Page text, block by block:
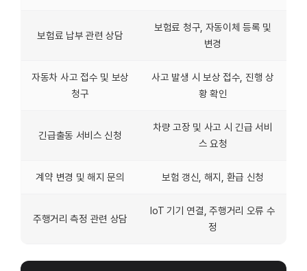
보험료 납부 관련 상담
보험료 청구, 자동이체 등록 및
변경
자동차 사고 접수 및 보상
청구
사고 발생 시 보상 접수, 진행 상
황 확인
긴급출동 서비스 신청
차량 고장 및 사고 시 긴급 서비
스 요청
계약 변경 및 해지 문의 보험 갱신, 해지, 환급 신청
주행거리 측정 관련 상담
IoT 기기 연결, 주행거리 오류 수
정